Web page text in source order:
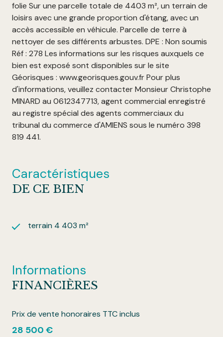
folie Sur une parcelle totale de 4403 m², un terrain de
loisirs avec une grande proportion d'étang, avec un
accès accessible en véhicule. Parcelle de terre à
nettoyer de ses différents arbustes. DPE : Non soumis
Réf : 278 Les informations sur les risques auxquels ce
bien est exposé sont disponibles sur le site
Géorisques : www.georisques.gouv.fr Pour plus
d'informations, veuillez contacter Monsieur Christophe
MINARD au 0612347713, agent commercial enregistré
au registre spécial des agents commerciaux du
tribunal du commerce d'AMIENS sous le numéro 398
819 441.
Caractéristiques
DE CE BIEN
terrain 4 403 m²
Informations
FINANCIÈRES
Prix de vente honoraires TTC inclus
28 500 €